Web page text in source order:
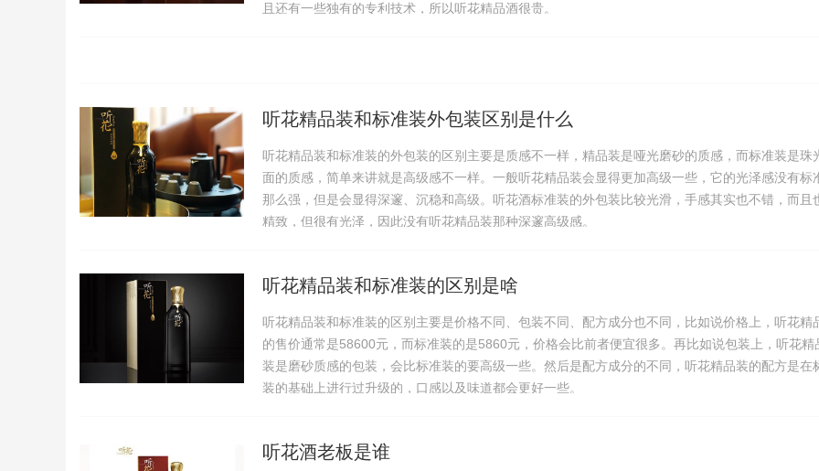
且还有一些独有的专利技术，所以听花精品酒很贵。
听花精品装和标准装外包装区别是什么
听花精品装和标准装的外包装的区别主要是质感不一样，精品装是哑光磨砂的质感，而标准装是珠
面的质感，简单来讲就是高级感不一样。一般听花精品装会显得更加高级一些，它的光泽感没有标
那么强，但是会显得深邃、沉稳和高级。听花酒标准装的外包装比较光滑，手感其实也不错，而且
精致，但很有光泽，因此没有听花精品装那种深邃高级感。
听花精品装和标准装的区别是啥
听花精品装和标准装的区别主要是价格不同、包装不同、配方成分也不同，比如说价格上，听花精
的售价通常是58600元，而标准装的是5860元，价格会比前者便宜很多。再比如说包装上，听花精
装是磨砂质感的包装，会比标准装的要高级一些。然后是配方成分的不同，听花精品装的配方是在
装的基础上进行过升级的，口感以及味道都会更好一些。
听花酒老板是谁